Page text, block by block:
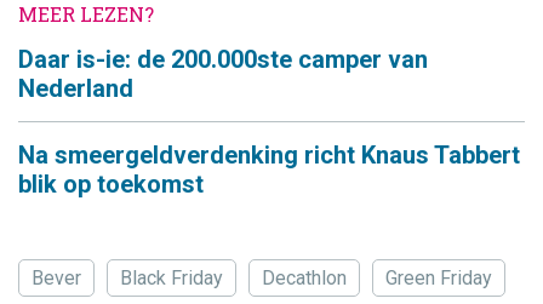
MEER LEZEN?
Daar is-ie: de 200.000ste camper van
Nederland
Na smeergeldverdenking richt Knaus Tabbert
blik op toekomst
Bever Black Friday Decathlon Green Friday